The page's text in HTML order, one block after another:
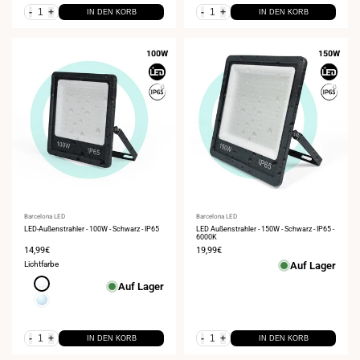
- + IN DEN KORB - + IN DEN KORB
Anbieter:
Barcelona LED
LED-Außenstrahler - 100W - Schwarz - IP65
Verkaufspreis
14,99€
Lichtfarbe
Neutralweiß
4000K
Kaltweiß
Auf Lager
- + IN DEN KORB
Anbieter:
Barcelona LED
LED Außenstrahler - 150W - Schwarz - IP65 -
6000K
Verkaufspreis
19,99€
Auf Lager
- + IN DEN KORB